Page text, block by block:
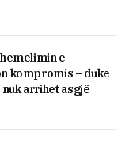
e
kompromis – duke
arrihet asgjë